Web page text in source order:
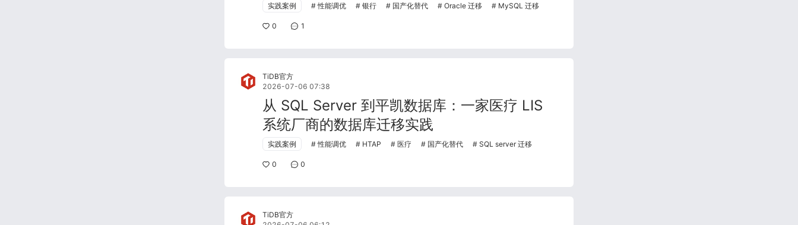
实践案例 性能调优 银行 国产化替代 Oracle 迁移 MySQL 迁移
0 1
TiDB官方
2026-07-06 07:38
从 SQL Server 到平凯数据库：一家医疗 LIS
系统厂商的数据库迁移实践
实践案例 性能调优 HTAP 医疗 国产化替代 SQL server 迁移
0 0
TiDB官方